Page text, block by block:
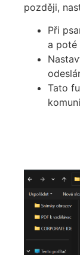
později,
Při
a poté
Tato